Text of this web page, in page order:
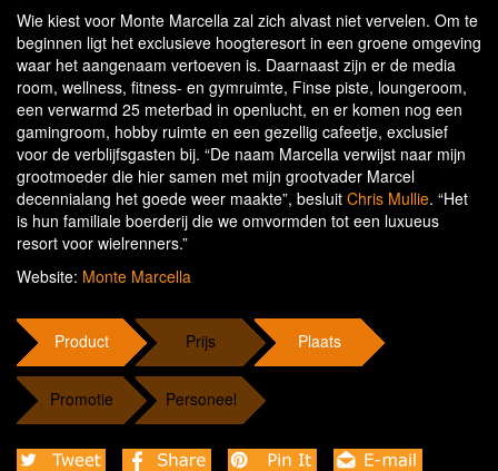
Wie kiest voor Monte Marcella zal zich alvast niet vervelen. Om te
beginnen ligt het exclusieve hoogteresort in een groene omgeving
waar het aangenaam vertoeven is. Daarnaast zijn er de media
room, wellness, fitness- en gymruimte, Finse piste, loungeroom,
een verwarmd 25 meterbad in openlucht, en er komen nog een
gamingroom, hobby ruimte en een gezellig cafeetje, exclusief
voor de verblijfsgasten bij. “De naam Marcella verwijst naar mijn
grootmoeder die hier samen met mijn grootvader Marcel
decennialang het goede weer maakte”, besluit Chris Mullie. “Het
is hun familiale boerderij die we omvormden tot een luxueus
resort voor wielrenners.”
Website: Monte Marcella
Product Prijs Plaats
Promotie Personeel